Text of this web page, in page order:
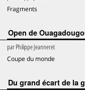
Fragments
Open de
parPhilippe Jeanneret
Coupe du monde
Du grand écart de la